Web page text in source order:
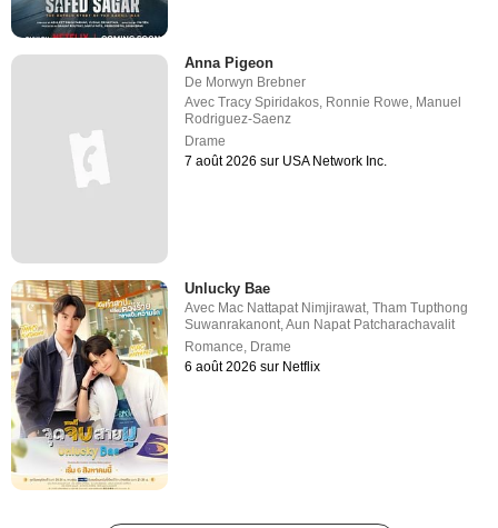
Anna Pigeon
De Morwyn Brebner
AvecTracy Spiridakos, Ronnie Rowe, Manuel
Rodriguez-Saenz
Drame
7 août 2026 sur USA Network Inc.
Unlucky Bae
Avec Mac Nattapat Nimjirawat,Tham Tupthong
Suwanrakanont,Aun Napat Patcharachavalit
Romance, Drame
6 août 2026 sur Netflix